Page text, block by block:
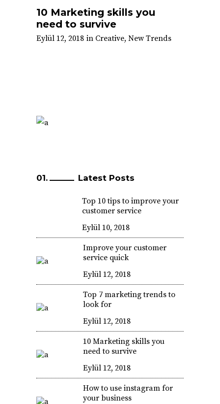
10 Marketing skills you
need to survive
Eylül 12, 2018 in Creative, New Trends
Latest Posts
Top 10 tips to improve your
customer service
Eylül 10, 2018
Improve your customer
service quick
Eylül 12, 2018
Top 7 marketing trends to
look for
Eylül 12, 2018
10 Marketing skills you
need to survive
Eylül 12, 2018
How to use instagram for
your business